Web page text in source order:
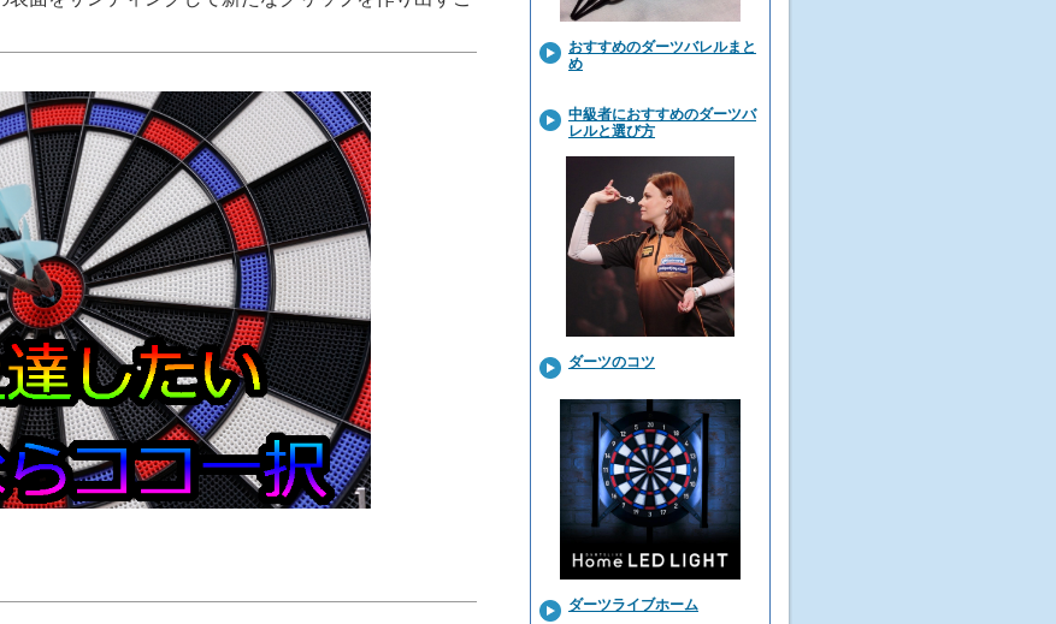
おすすめのダーツバレルまと
め
中級者におすすめのダーツバ
レルと選び方
ダーツのコツ
ダーツライブホーム